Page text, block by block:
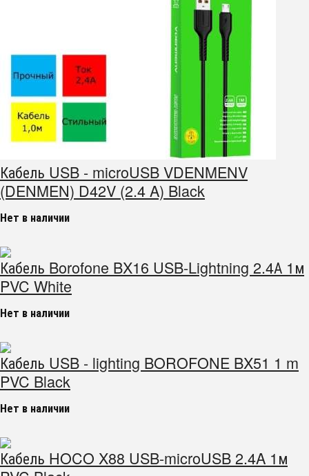
Кабель USB - microUSB VDENMENV
(DENMEN) D42V (2.4 A) Black
Нет в наличии
Кабель Borofone BX16 USB-Lightning 2.4А 1м
PVC White
Нет в наличии
Кабель USB - lighting BOROFONE BX51 1 m
PVC Black
Нет в наличии
Кабель HOCO X88 USB-microUSB 2.4A 1м